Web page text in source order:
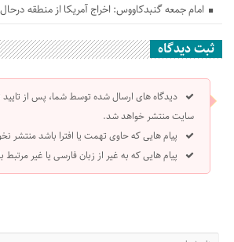
امام جمعه گنبدکاووس: اخراج آمریکا از منطقه
ثبت دیدگاه
دیدگاه های ارسال شده توسط شما، پس از
سایت منتشر خواهد شد.
پیام هایی که حاوی تهمت یا افترا باشد منتشر
پیام هایی که به غیر از زبان فارسی یا غیر